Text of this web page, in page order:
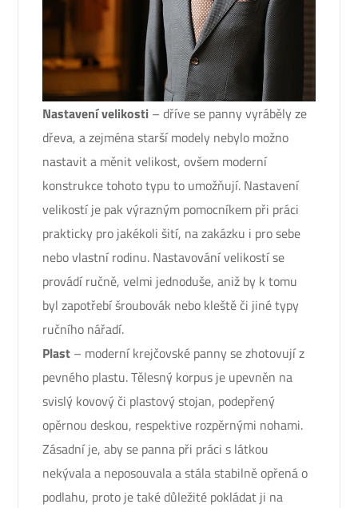
Nastavení velikosti – dříve se panny vyráběly ze
dřeva, a zejména starší modely nebylo možno
nastavit a měnit velikost, ovšem moderní
konstrukce tohoto typu to umožňují. Nastavení
velikostí je pak výrazným pomocníkem při práci
prakticky pro jakékoli šití, na zakázku i pro sebe
nebo vlastní rodinu. Nastavování velikostí se
provádí ručně, velmi jednoduše, aniž by k tomu
byl zapotřebí šroubovák nebo kleště či jiné typy
ručního nářadí.
Plast – moderní krejčovské panny se zhotovují z
pevného plastu. Tělesný korpus je upevněn na
svislý kovový či plastový stojan, podepřený
opěrnou deskou, respektive rozpěrnými nohami.
Zásadní je, aby se panna při práci s látkou
nekývala a neposouvala a stála stabilně opřená o
podlahu, proto je také důležité pokládat ji na